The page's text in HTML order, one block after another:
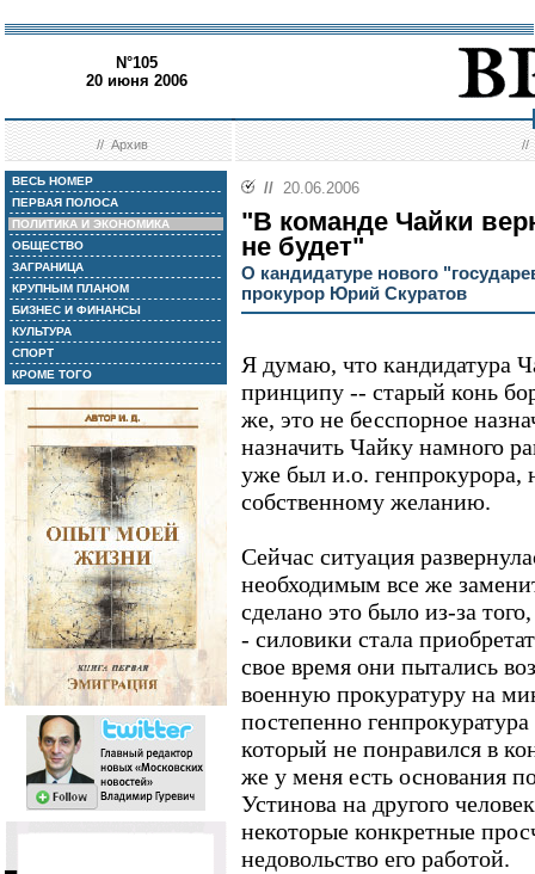
N°105
20 июня 2006
//Архив //
ВЕСЬ НОМЕР
ПЕРВАЯ ПОЛОСА
ПОЛИТИКА И ЭКОНОМИКА
ОБЩЕСТВО
ЗАГРАНИЦА
КРУПНЫМ ПЛАНОМ
БИЗНЕС И ФИНАНСЫ
КУЛЬТУРА
СПОРТ
КРОМЕ ТОГО
// 20.06.2006
"В команде Чайки
не будет"
О кандидатуре нового
прокурор Юрий Скуратов
Я думаю, что кандидатура
принципу -- старый конь
же, это не бесспорное
назначить Чайку намного
уже был и.о. генпрокурора,
собственному желанию.
Сейчас ситуация
необходимым все же
сделано это было из-за
- силовики стала
свое время они пытались
военную прокуратуру на
постепенно
который не понравился в
же у меня есть основания
Устинова на другого
некоторые конкретные
недовольство его работой.